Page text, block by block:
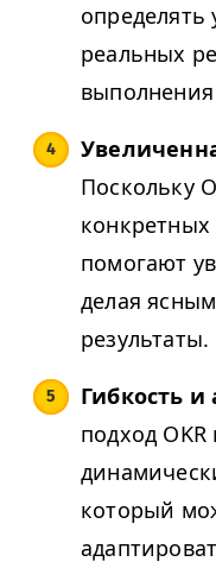
определять
реальных
выполнения
Поскольку
помогают
делая
результаты.
Гибкость и
подход OKR
который